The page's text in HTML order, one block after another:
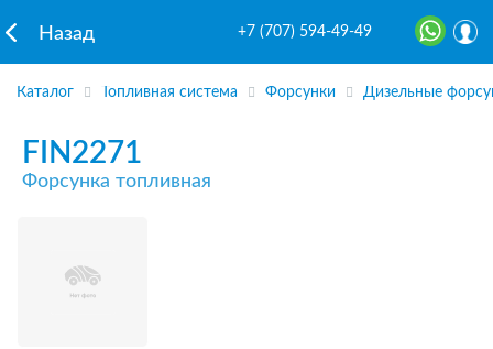
Назад +7 (707) 594-49-49
Каталог Топливная система Форсунки Дизельные
FIN2271
Форсунка топливная